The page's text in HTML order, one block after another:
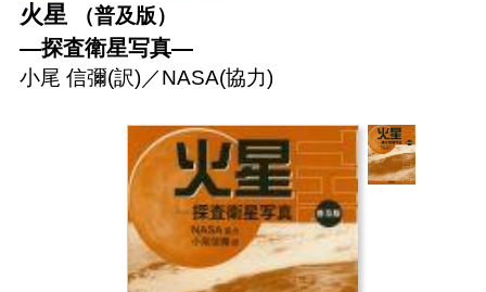
火星 （普及版）
―探査衛星写真―
小尾 信彌(訳)／NASA(協力)